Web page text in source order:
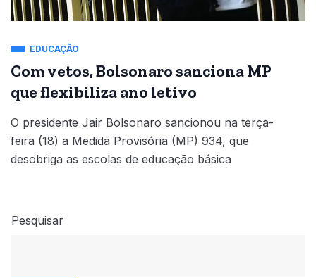
EDUCAÇÃO
Com vetos, Bolsonaro sanciona MP
que flexibiliza ano letivo
O presidente Jair Bolsonaro sancionou na terça-
feira (18) a Medida Provisória (MP) 934, que
desobriga as escolas de educação básica
Pesquisar